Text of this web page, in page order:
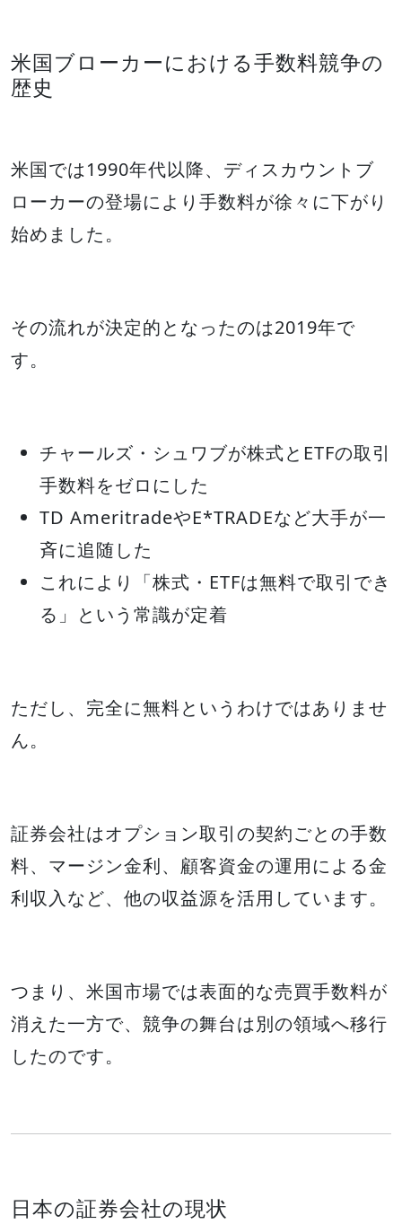
米国ブローカーにおける手数料競争の
歴史
米国では1990年代以降、ディスカウントブ
ローカーの登場により手数料が徐々に下がり
始めました。
その流れが決定的となったのは2019年で
す。
チャールズ・シュワブが株式とETFの取引
手数料をゼロにした
TD AmeritradeやE*TRADEなど大手が一
斉に追随した
これにより「株式・ETFは無料で取引でき
る」という常識が定着
ただし、完全に無料というわけではありませ
ん。
証券会社はオプション取引の契約ごとの手数
料、マージン金利、顧客資金の運用による金
利収入など、他の収益源を活用しています。
つまり、米国市場では表面的な売買手数料が
消えた一方で、競争の舞台は別の領域へ移行
したのです。
日本の証券会社の現状